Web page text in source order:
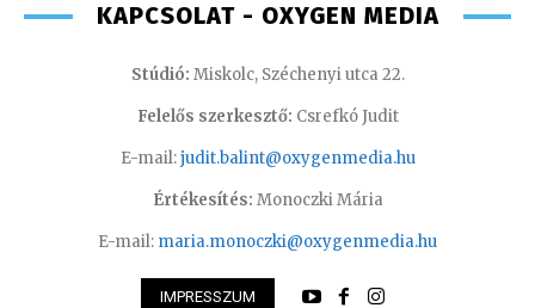
KAPCSOLAT - OXYGEN MEDIA
Stúdió: Miskolc, Széchenyi utca 22.
Felelős szerkesztő: Csrefkó Judit
E-mail:judit.balint@oxygenmedia.hu
Értékesítés: Monoczki Mária
E-mail: maria.monoczki@oxygenmedia.hu
IMPRESSZUM